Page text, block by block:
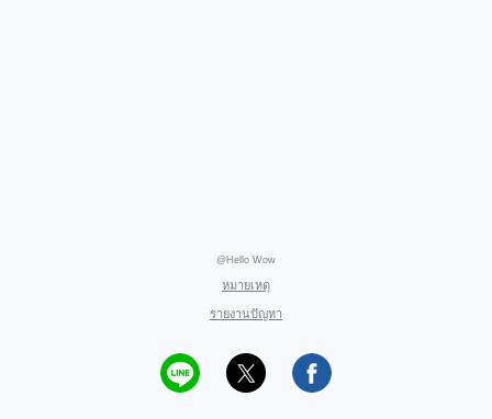
@Hello Wow
หมายเหตุ
รายงานปัญหา